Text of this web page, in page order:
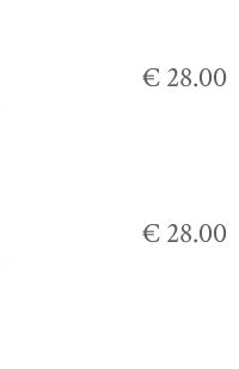
€ 28.00
€ 28.00